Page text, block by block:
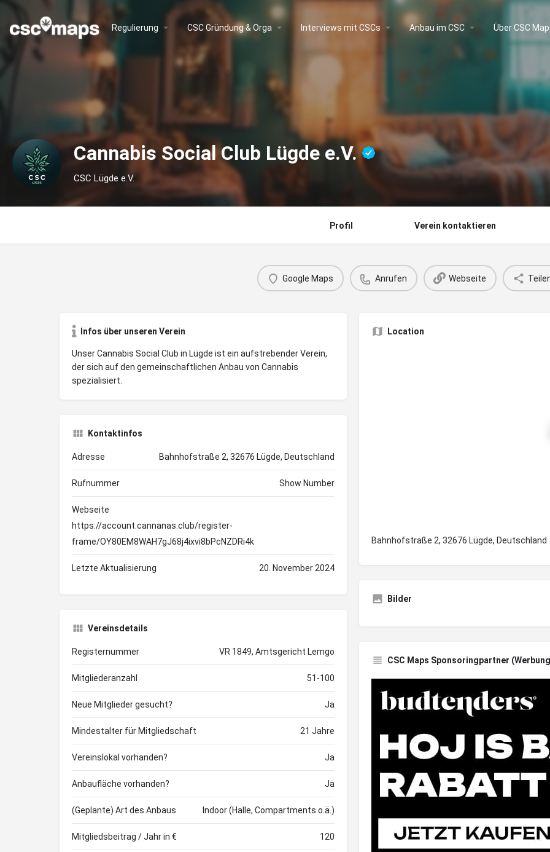
Regulierung CSC Gründung & Orga Interviews mit CSCs Anbau im CSC Über CSC
Cannabis Social Club Lügde e.V.
CSC Lügde e.V.
Profil Verein kontaktieren
Google Maps Anrufen Webseite
Infos über unseren Verein
Unser Cannabis Social Club in Lügde ist ein aufstrebender Verein,
der sich auf den gemeinschaftlichen Anbau von Cannabis
spezialisiert.
Kontaktinfos
Adresse Bahnhofstraße 2, 32676 Lügde, Deutschland
Rufnummer Show Number
Webseite
https://account.cannanas.club/register-
frame/OY80EM8WAH7gJ68j4ixvi8bPcNZDRi4k
Letzte Aktualisierung 20. November 2024
Vereinsdetails
Registernummer VR 1849, Amtsgericht Lemgo
Mitgliederanzahl 51-100
Neue Mitglieder gesucht? Ja
Mindestalter für Mitgliedschaft 21 Jahre
Vereinslokal vorhanden? Ja
Anbaufläche vorhanden? Ja
(Geplante) Art des Anbaus Indoor (Halle, Compartments o.ä.)
Mitgliedsbeitrag / Jahr in € 120
Location
Bahnhofstraße 2, 32676 Lügde, Deutschland
Bilder
CSC Maps Sponsoringpartner